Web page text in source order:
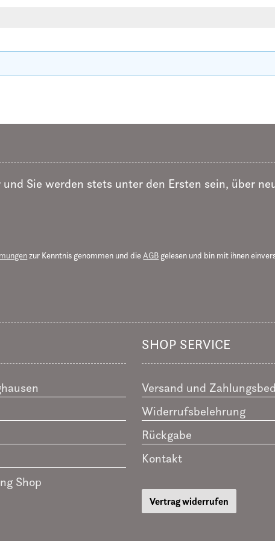
Sie werden stets unter den Ersten sein, über
zur Kenntnis genommen und die AGB gelesen und bin mit ihnen
Shop
SHOP SERVICE
Versand und
Widerrufsbelehrung
Rückgabe
Kontakt
Vertrag widerrufen